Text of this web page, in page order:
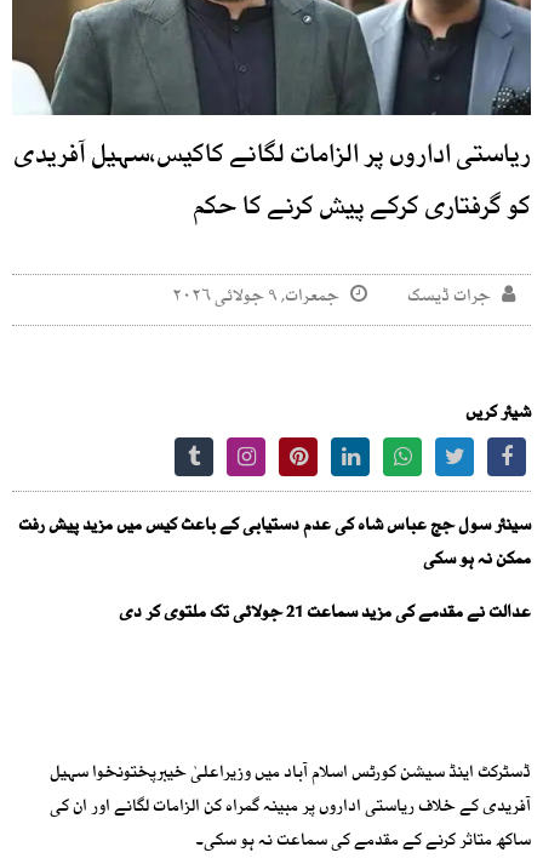
ریاستی اداروں پر الزامات لگانے کاکیس،سہیل آفریدی
کو گرفتاری کرکے پیش کرنے کا حکم
جرات ڈیسک جمعرات, ۹ جولائی ۲۰۲۶
شیئر کریں
سینئر سول جج عباس شاہ کی عدم دستیابی کے باعث کیس میں مزید پیش رفت
ممکن نہ ہو سکی
عدالت نے مقدمے کی مزید سماعت 21 جولائی تک ملتوی کر دی
ڈسٹرکٹ اینڈ سیشن کورٹس اسلام آباد میں وزیراعلیٰ خیبرپختونخوا سہیل
آفریدی کے خلاف ریاستی اداروں پر مبینہ گمراہ کن الزامات لگانے اور ان کی
ساکھ متاثر کرنے کے مقدمے کی سماعت نہ ہو سکی۔